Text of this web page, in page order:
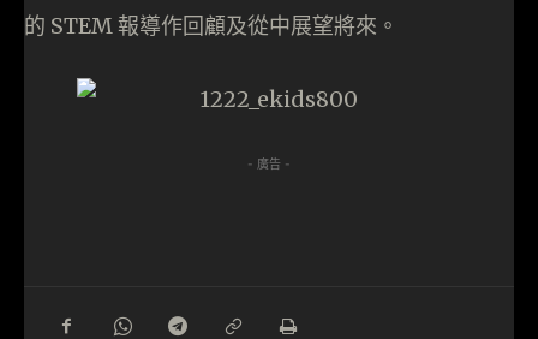
的 STEM 報導作回顧及從中展望將來。
- 廣告 -